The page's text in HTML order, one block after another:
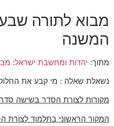
מבוא לתורה
המשנה
מתוך: יהדות ומחשבת ישראל:
נשאלת שאלה : מי קבע את
מקורות לצורת הסדר בשישה
המקור הראשוני בתלמוד לצורת